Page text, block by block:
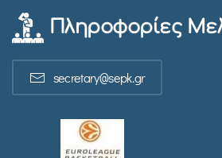
Πληροφορίες
secretary@sepk.gr